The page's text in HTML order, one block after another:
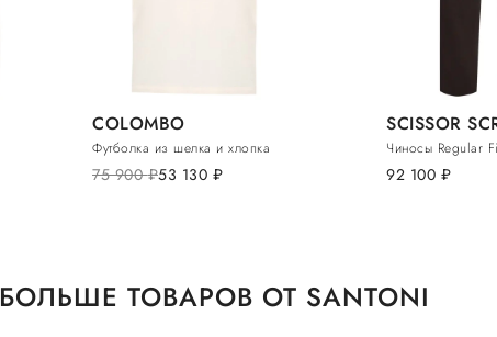
COLOMBO
Футболка из шелка и хлопка
75 900руб.53 130 руб.
SCISSOR
Чиносы Regular
92 100 руб.
БОЛЬШЕ ТОВАРОВ ОТ SANTONI